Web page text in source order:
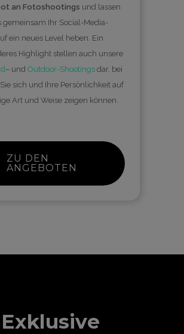
an Fotoshootings und lassen
gemeinsam Ihr Social-Media-
ein neues Level heben. Ein
Highlight stellen auch unsere
– und Outdoor-Shootings dar, bei
sich und Ihre Persönlichkeit auf
Art und Weise zeigen können.
ZU DEN
ANGEBOTEN
Exklusive